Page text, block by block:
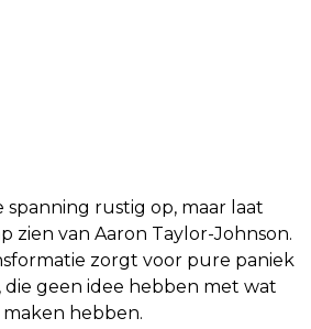
rustig op, maar laat
zien van Aaron Taylor-Johnson.
zorgt voor pure paniek
die geen idee hebben met wat
hebben.